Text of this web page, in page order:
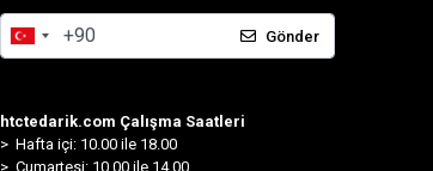
Gönder
htctedarik.com Çalışma Saatleri
> Hafta içi: 10.00 ile 18.00
> Cumartesi: 10.00 ile 14.00